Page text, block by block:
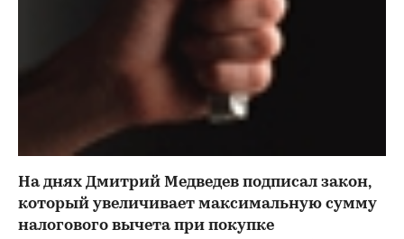
На днях Дмитрий Медведев подписал закон,
который увеличивает максимальную сумму
налогового вычета при покупке